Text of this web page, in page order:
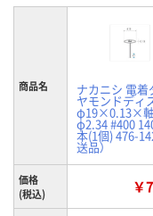
商品名 ナカニシ 電着
ヤモンドディ
φ19×0.13×軸
φ2.34 #400
本(1個) 476-
送品）
価格
(税込)
￥